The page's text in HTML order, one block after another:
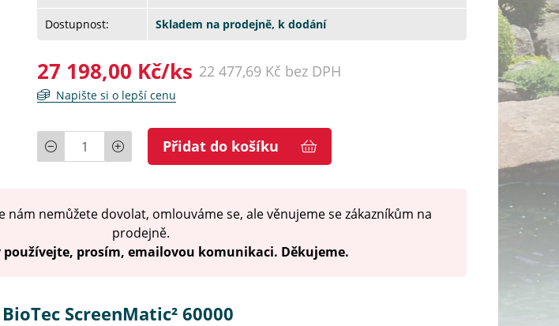
Dostupnost: Skladem na prodejně, k dodání
27 198,00 Kč/ks 22 477,69 Kč bez DPH
Napište si o lepší cenu
Počet Přidat do košíku
nám nemůžete dovolat, omlouváme se, ale věnujeme se zákazníkům na
prodejně.
používejte, prosím, emailovou komunikaci. Děkujeme.
ScreenMatic² 60000